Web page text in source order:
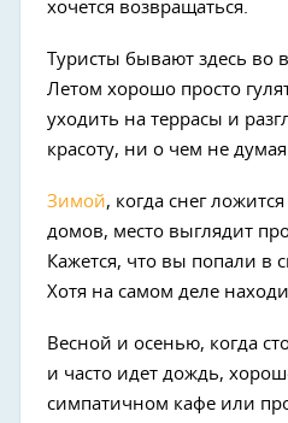
хочется возвращаться.
Туристы бывают здесь во
Летом хорошо просто
уходить на террасы и
красоту, ни о чем не думая.
Зимой, когда снег
домов, место выглядит
Кажется, что вы попали в
Хотя на самом деле
Весной и осенью, когда
и часто идет дождь,
симпатичном кафе или